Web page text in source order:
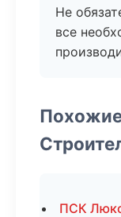
Не
все
ПСК